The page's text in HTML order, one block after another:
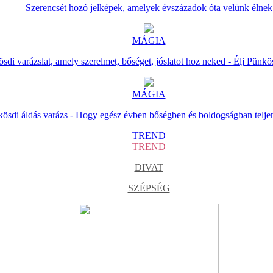
Szerencsét hozó jelképek, amelyek évszázadok óta velünk élnek
MÁGIA
varázslat, amely szerelmet, bőséget, jóslatot hoz neked - Élj
MÁGIA
áldás varázs - Hogy egész évben bőségben és boldogságban
TREND
TREND
DIVAT
SZÉPSÉG